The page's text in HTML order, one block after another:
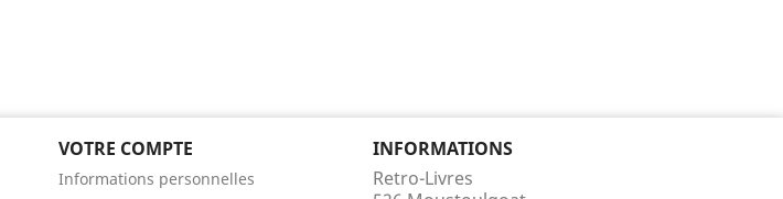
VOTRE COMPTE
Informations personnelles
INFORMATIONS
Retro-Livres